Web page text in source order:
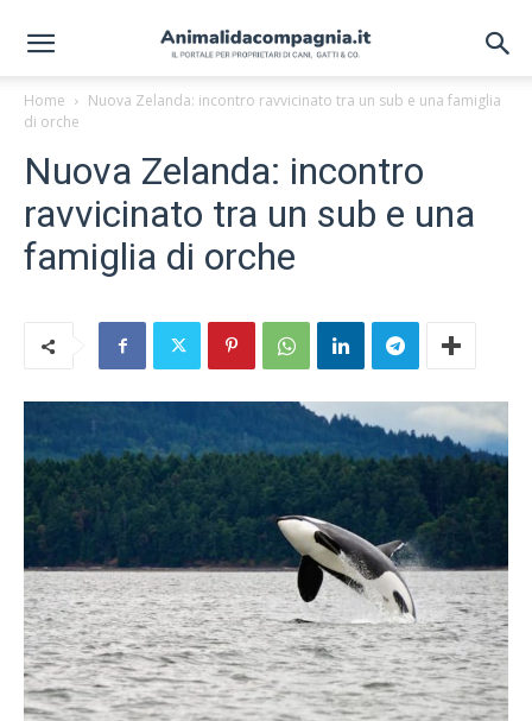
Home
Nuova Zelanda: incontro ravvicinato tra un sub e una famiglia
di orche
Nuova Zelanda: incontro
ravvicinato tra un sub e una
famiglia di orche